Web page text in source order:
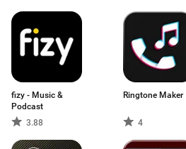
fizy - Music &
Podcast
3.88
Ringtone Maker
4